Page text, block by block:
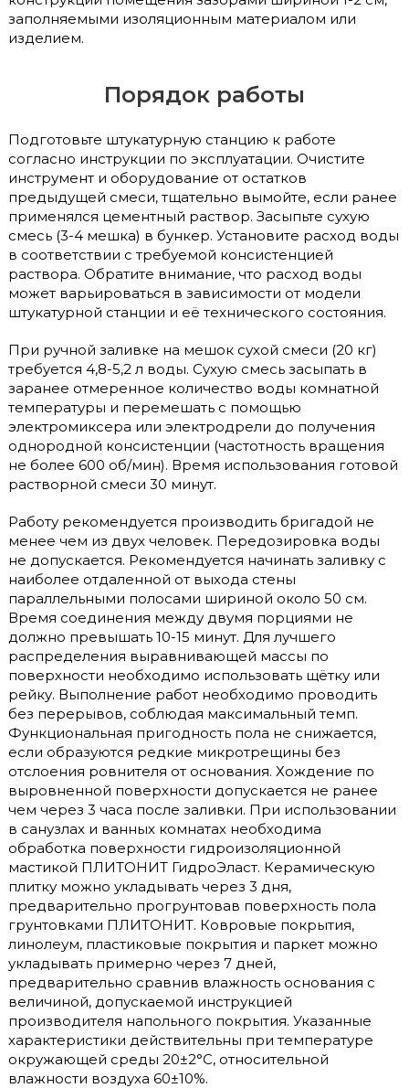
заполняемыми изоляционным материалом или
изделием.
Порядок работы
Подготовьте штукатурную станцию к работе
согласно инструкции по эксплуатации. Очистите
инструмент и оборудование от остатков
предыдущей смеси, тщательно вымойте, если ранее
применялся цементный раствор. Засыпьте сухую
смесь (3-4 мешка) в бункер. Установите расход воды
в соответствии с требуемой консистенцией
раствора. Обратите внимание, что расход воды
может варьироваться в зависимости от модели
штукатурной станции и её технического состояния.
При ручной заливке на мешок сухой смеси (20 кг)
требуется 4,8-5,2 л воды. Сухую смесь засыпать в
заранее отмеренное количество воды комнатной
температуры и перемешать с помощью
электромиксера или электродрели до получения
однородной консистенции (частотность вращения
не более 600 об/мин). Время использования готовой
растворной смеси 30 минут.
Работу рекомендуется производить бригадой не
менее чем из двух человек. Передозировка воды
не допускается. Рекомендуется начинать заливку с
наиболее отдаленной от выхода стены
параллельными полосами шириной около 50 см.
Время соединения между двумя порциями не
должно превышать 10-15 минут. Для лучшего
распределения выравнивающей массы по
поверхности необходимо использовать щётку или
рейку. Выполнение работ необходимо проводить
без перерывов, соблюдая максимальный темп.
Функциональная пригодность пола не снижается,
если образуются редкие микротрещины без
отслоения ровнителя от основания. Хождение по
выровненной поверхности допускается не ранее
чем через 3 часа после заливки. При использовании
в санузлах и ванных комнатах необходима
обработка поверхности гидроизоляционной
мастикой ПЛИТОНИТ ГидроЭласт. Керамическую
плитку можно укладывать через 3 дня,
предварительно прогрунтовав поверхность пола
грунтовками ПЛИТОНИТ. Ковровые покрытия,
линолеум, пластиковые покрытия и паркет можно
укладывать примерно через 7 дней,
предварительно сравнив влажность основания с
величиной, допускаемой инструкцией
производителя напольного покрытия. Указанные
характеристики действительны при температуре
окружающей среды 20±2°С, относительной
влажности воздуха 60±10%.